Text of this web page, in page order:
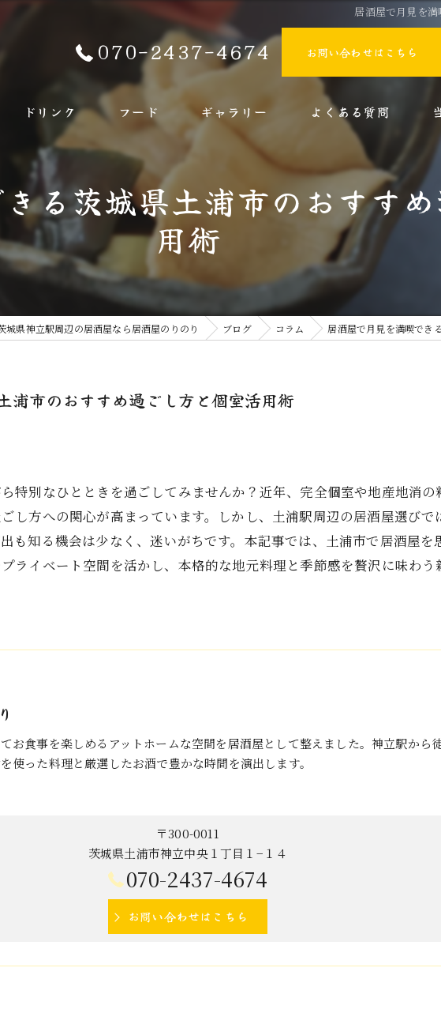
居酒屋で月見を
070-2437-4674 お問い合わせはこちら
ドリンク フード ギャラリー よくある質問
家族
貸
ス
る茨城県土浦市のおすす
用術
城県神立駅周辺の居酒屋なら居酒屋のりのり ブログ コラム 居酒屋で月見を満喫でき
浦市のおすすめ過ごし方と個室活用術
特別なひとときを過ごしてみませんか？近年、完全個室や地産地消
し方への関心が高まっています。しかし、土浦駅周辺の居酒屋選び
も知る機会は少なく、迷いがちです。本記事では、土浦市で居酒屋
ライベート空間を活かし、本格的な地元料理と季節感を贅沢に味わ
お食事を楽しめるアットホームな空間を居酒屋として整えました。神立駅から
使った料理と厳選したお酒で豊かな時間を演出します。
〒300-0011
茨城県土浦市神立中央１丁目１−１４
070-2437-4674
お問い合わせはこちら